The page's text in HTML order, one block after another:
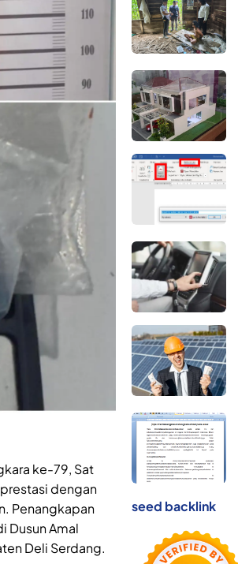
ke-79, Sat
dengan
Penangkapan
Dusun Amal
Deli Serdang.
seed backlink